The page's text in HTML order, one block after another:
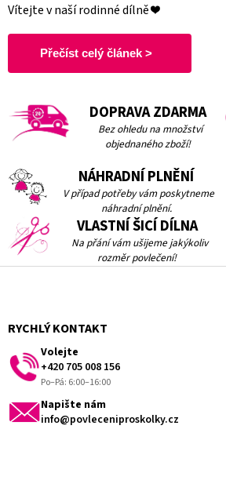
Vítejte v naší rodinné dílně ❤️
Přečíst celý článek >
DOPRAVA ZDARMA
Bez ohledu na množství
objednaného zboží!
NÁHRADNÍ PLNĚNÍ
V případ potřeby vám poskytneme
náhradní plnění.
VLASTNÍ ŠICÍ DÍLNA
Na přání vám ušijeme jakýkoliv
rozměr povlečení!
Z
RYCHLÝ KONTAKT
Volejte
+420 705 008 156
Po–Pá: 6:00–16:00
Napište nám
info@povleceniproskolky.cz